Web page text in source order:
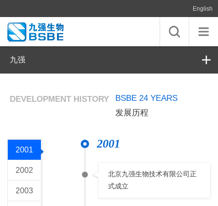
English
九强
DEVELOPMENT HISTORY
BSBE 24 YEARS
发展历程
2001
2002
2003
2001
北京九强生物技术有限公司正
式成立